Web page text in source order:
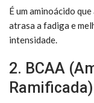
É um aminoácido
atrasa a fadiga e
intensidade.
2. BCAA
Ramificada)